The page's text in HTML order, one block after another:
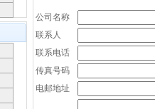
公司名称
联系人
联系电话
传真号码
电邮地址